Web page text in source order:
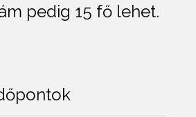
pedig 15 fő lehet.